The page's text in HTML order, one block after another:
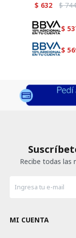
$ 632 $ 744
$
$
Recibe todas las
MI CUENTA